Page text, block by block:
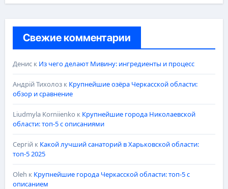
Свежие комментарии
Дениск Из чего делают Мивину: ингредиенты и процесс
Андрій Тихолозк Крупнейшие озёра Черкасской области:
обзор и сравнение
Liudmyla Korniienko к Крупнейшие города Николаевской
области: топ-5 с описаниями
Сергійк Какой лучший санаторий в Харьковской области:
топ-5 2025
Oleh к Крупнейшие города Черкасской области: топ-5 с
описанием